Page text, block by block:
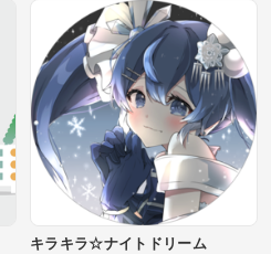
キラキラ☆ナイトドリーム